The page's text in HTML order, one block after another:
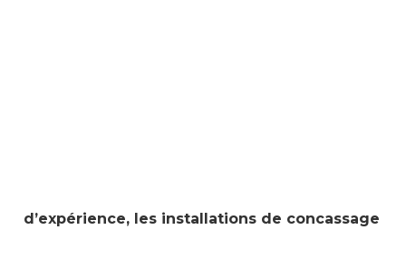
d’expérience, les installations de concassage